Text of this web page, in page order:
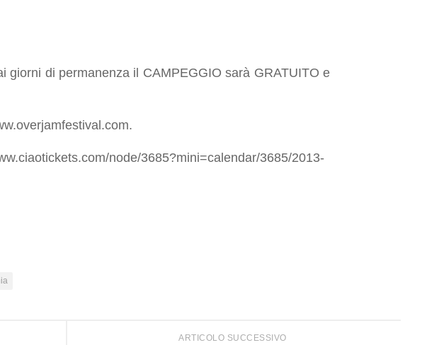
giorni di permanenza il CAMPEGGIO sarà GRATUITO e
node/3685?mini=calendar/3685/2013-
ARTICOLO SUCCESSIVO